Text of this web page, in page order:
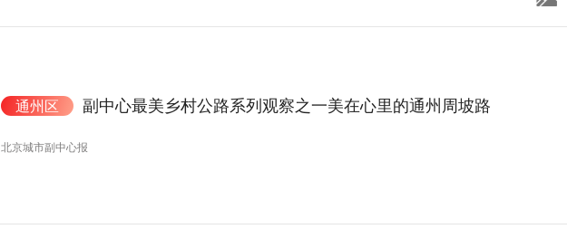
通州区 副中心最美乡村公路系列观察之一美在心里的通州周坡路
北京城市副中心报